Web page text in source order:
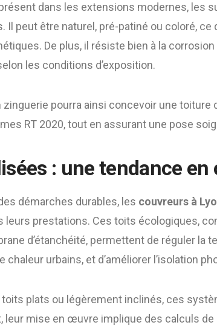
dans les extensions modernes, les
Il peut être naturel, pré-patiné ou coloré, ce
De plus, il résiste bien à la corrosion
les conditions d’exposition.
zinguerie pourra ainsi concevoir une toiture
RT 2020, tout en assurant une pose
: une tendance en
démarches durables, les couvreurs à
leurs prestations. Ces toits écologiques,
d’étanchéité, permettent de réguler la
urbains, et d’améliorer l’isolation
plats ou légèrement inclinés, ces
mise en œuvre implique des calculs de